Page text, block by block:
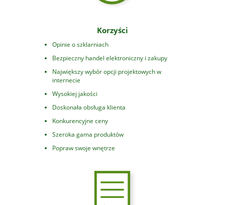
Korzyści
Opinie o szklarniach
Bezpieczny handel elektroniczny i zakupy
Największy wybór opcji projektowych w
internecie
Wysokiej jakości
Doskonała obsługa klienta
Konkurencyjne ceny
Szeroka gama produktów
Popraw swoje wnętrze